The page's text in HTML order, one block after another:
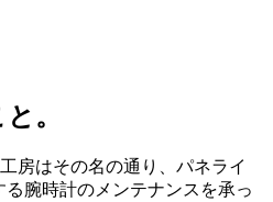
。
房はその名の通り、パネライ
る腕時計のメンテナンスを承っ